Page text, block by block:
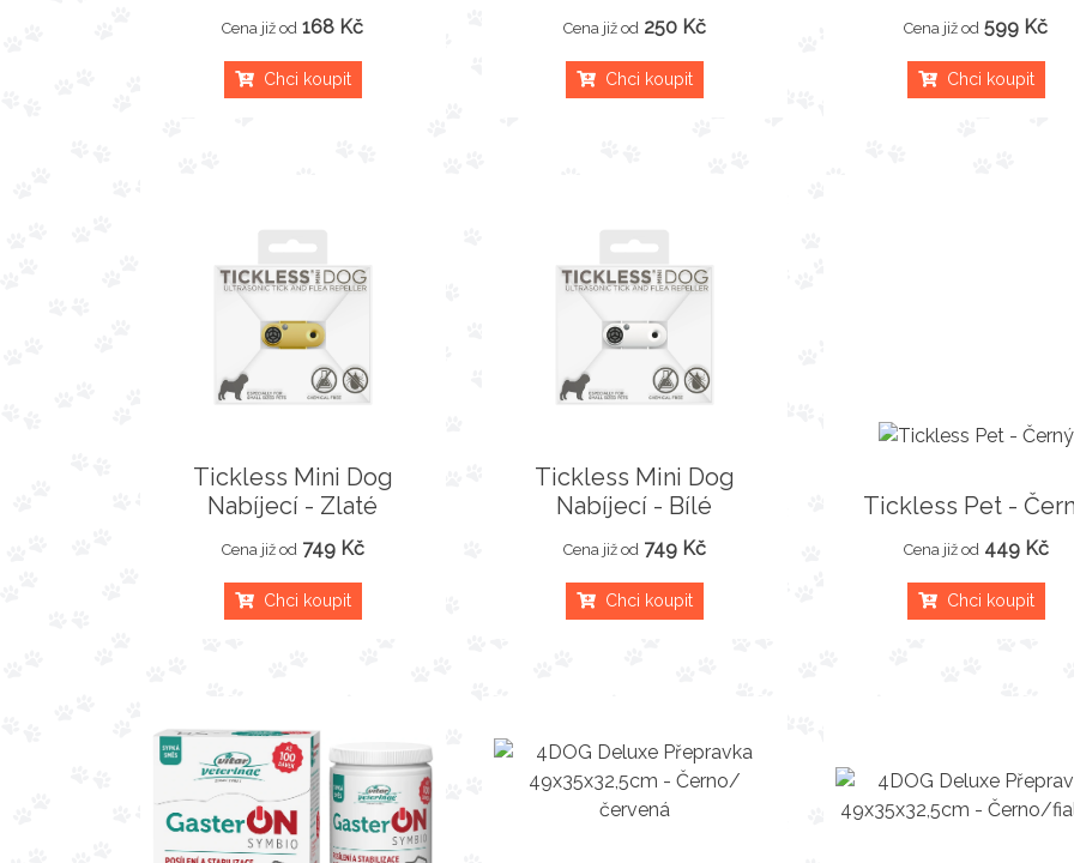
Cena již od 168 Kč
Chci koupit
Cena již od 250 Kč
Chci koupit
Cena již od 599 Kč
Chci koupit
Tickless Mini Dog
Nabíjecí - Zlaté
Cena již od 749 Kč
Chci koupit
Tickless Mini Dog
Nabíjecí - Bílé
Cena již od 749 Kč
Chci koupit
Tickless Pet -
Cena již od 449 Kč
Chci koupit